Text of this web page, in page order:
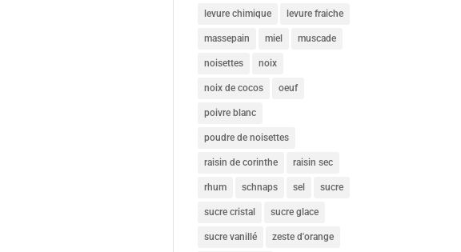
levure chimique levure fraiche
massepain miel muscade
noisettes noix
noix de cocos oeuf
poivre blanc
poudre de noisettes
raisin de corinthe raisin sec
rhum schnaps sel sucre
sucre cristal sucre glace
sucre vanillé zeste d'orange